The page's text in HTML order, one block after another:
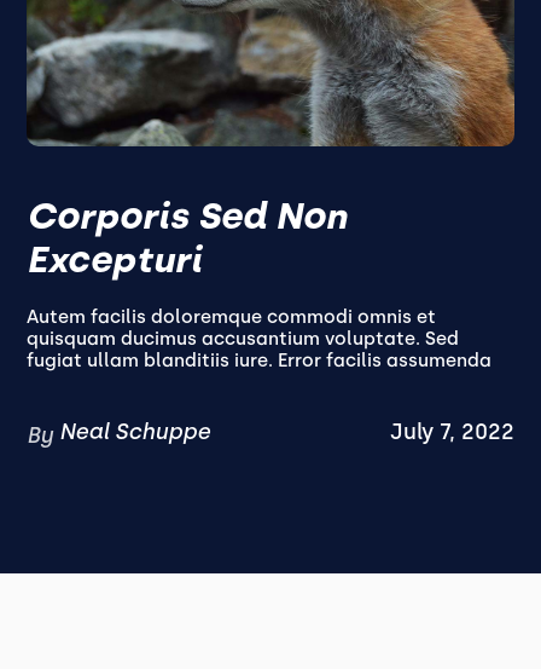
Corporis Sed Non
Excepturi
Autem facilis doloremque commodi omnis et
quisquam ducimus accusantium voluptate. Sed
fugiat ullam blanditiis iure. Error facilis assumenda
By Neal Schuppe July 7, 2022